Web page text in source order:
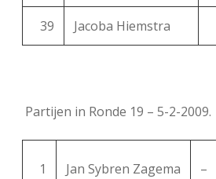
39 Jacoba Hiemstra
Partijen in Ronde 19 – 5-2-2009.
1 Jan Sybren Zagema –